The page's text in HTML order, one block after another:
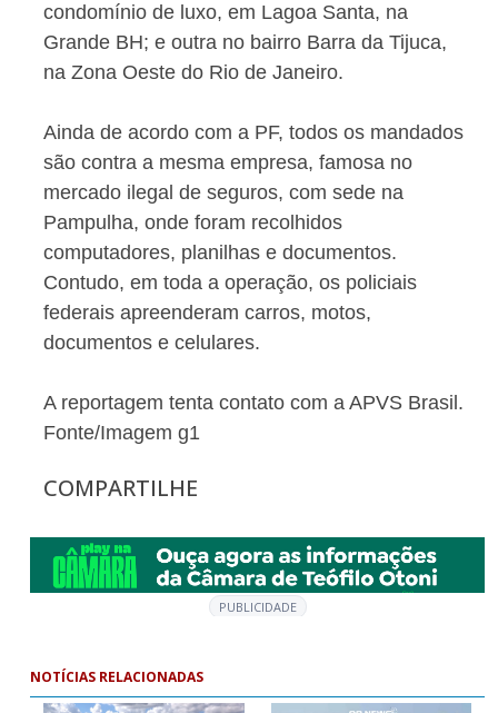
condomínio de luxo, em Lagoa Santa, na
Grande BH; e outra no bairro Barra da Tijuca,
na Zona Oeste do Rio de Janeiro.
Ainda de acordo com a PF, todos os mandados
são contra a mesma empresa, famosa no
mercado ilegal de seguros, com sede na
Pampulha, onde foram recolhidos
computadores, planilhas e documentos.
Contudo, em toda a operação, os policiais
federais apreenderam carros, motos,
documentos e celulares.
A reportagem tenta contato com a APVS Brasil.
Fonte/Imagem g1
COMPARTILHE
PUBLICIDADE
NOTÍCIAS RELACIONADAS